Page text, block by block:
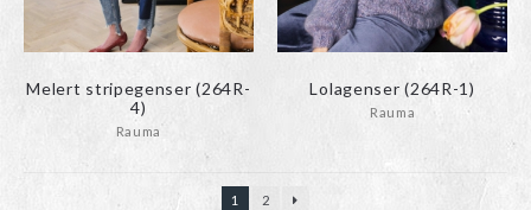
Melert stripegenser (264R-
4)
Rauma
Lolagenser (264R-1)
Rauma
1 2